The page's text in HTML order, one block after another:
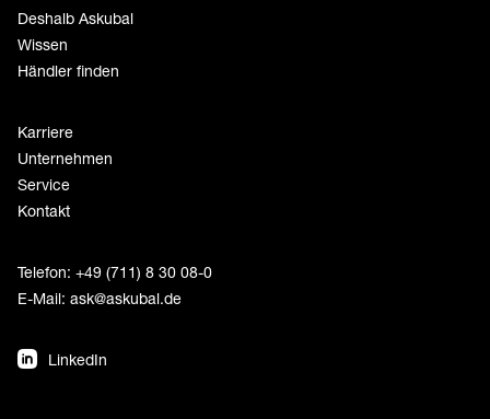
Deshalb Askubal
Wissen
Händler finden
Karriere
Unternehmen
Service
Kontakt
Telefon: +49 (711) 8 30 08-0
E-Mail: ask@askubal.de
LinkedIn